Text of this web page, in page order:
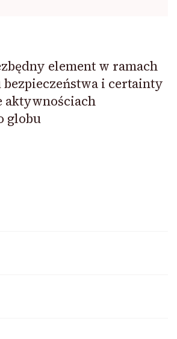
element w ramach
i certainty
aktywnościach
globu